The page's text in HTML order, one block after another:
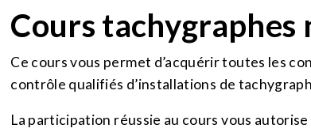
Cours tachygraphes
Ce cours vous permet d’acquérir toutes les
contrôle qualifiés d’installations de
La participation réussie au cours vous